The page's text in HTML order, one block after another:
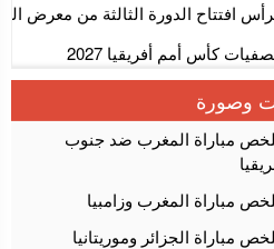
افتتاح الدورة الثالثة من معرض
كأس أمم أفريقيا 2027
قرص مخدر وكوكايين وإكستازي
للشيشة تستنفر شرطة أكادير
وصورة
مباراة المغرب ضد جنوب
مباراة المغرب وزامبيا
مباراة الجزائر وموريتانيا